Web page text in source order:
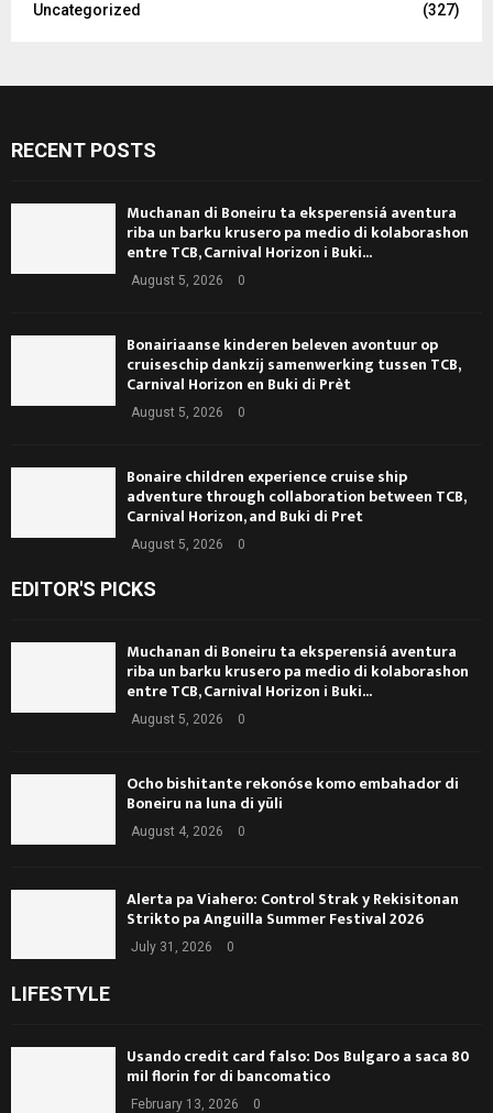
Uncategorized
(327)
RECENT POSTS
Muchanan di Boneiru ta eksperensiá aventura
riba un barku krusero pa medio di kolaborashon
entre TCB, Carnival Horizon i Buki...
August 5, 2026 0
Bonairiaanse kinderen beleven avontuur op
cruiseschip dankzij samenwerking tussen TCB,
Carnival Horizon en Buki di Prèt
August 5, 2026 0
Bonaire children experience cruise ship
adventure through collaboration between TCB,
Carnival Horizon, and Buki di Pret
August 5, 2026 0
EDITOR'S PICKS
Muchanan di Boneiru ta eksperensiá aventura
riba un barku krusero pa medio di kolaborashon
entre TCB, Carnival Horizon i Buki...
August 5, 2026 0
Ocho bishitante rekonóse komo embahador di
Boneiru na luna di yüli
August 4, 2026 0
Alerta pa Viahero: Control Strak y Rekisitonan
Strikto pa Anguilla Summer Festival 2026
July 31, 2026 0
LIFESTYLE
Usando credit card falso: Dos Bulgaro a saca 80
mil florin for di bancomatico
February 13, 2026 0